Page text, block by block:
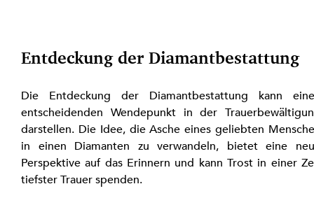
Entdeckung der Diamantbestattung
Die Entdeckung der Diamantbestattung kann
entscheidenden Wendepunkt in der
darstellen. Die Idee, die Asche eines geliebten
in einen Diamanten zu verwandeln, bietet eine
Perspektive auf das Erinnern und kann Trost in einer
tiefster Trauer spenden.